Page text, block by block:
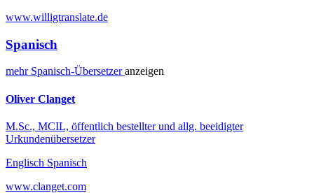
www.willigtranslate.de
Spanisch
mehr Spanisch-Übersetzeranzeigen
Oliver Clanget
M.Sc., MCIL, öffentlich bestellter und allg. beeidigter
Urkundenübersetzer
Englisch Spanisch
www.clanget.com